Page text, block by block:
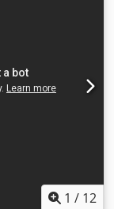
1 / 12